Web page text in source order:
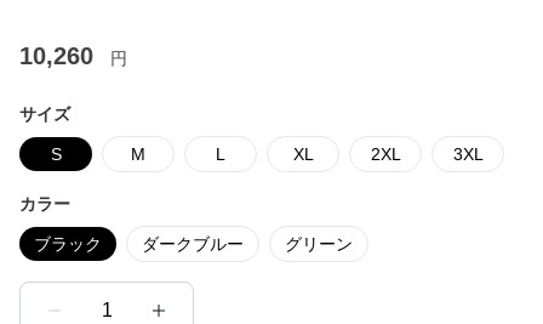
10,260 円
サイズ
S M L XL 2XL 3XL
カラー
ブラック ダークブルー グリーン
1